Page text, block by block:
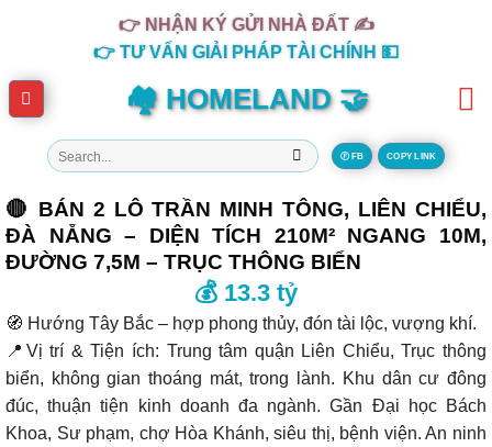
👉 NHẬN KÝ GỬI NHÀ ĐẤT ✍️
👉 TƯ VẤN GIẢI PHÁP TÀI CHÍNH 💵
🏘️ HOMELAND 🤝
Tìm
kiếm:
Ⓕ FB COPY LINK
🔴 BÁN 2 LÔ TRẦN MINH TÔNG, LIÊN CHIỂU,
ĐÀ NẴNG – DIỆN TÍCH 210M² NGANG 10M,
ĐƯỜNG 7,5M – TRỤC THÔNG BIỂN
💰 13.3 tỷ
🧭 Hướng Tây Bắc – hợp phong thủy, đón tài lộc, vượng khí.
📍Vị trí & Tiện ích: Trung tâm quận Liên Chiểu, Trục thông
biển, không gian thoáng mát, trong lành. Khu dân cư đông
đúc, thuận tiện kinh doanh đa ngành. Gần Đại học Bách
Khoa, Sư phạm, chợ Hòa Khánh, siêu thị, bệnh viện. An ninh